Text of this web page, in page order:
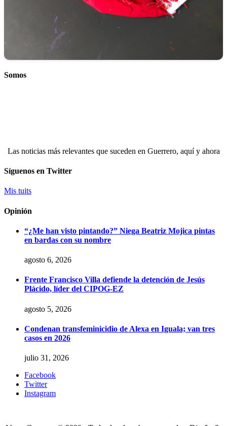
Somos
Las noticias más relevantes que suceden en Guerrero, aquí y ahora
Síguenos en Twitter
Mis tuits
Opinión
“¿Me han visto pintando?” Niega Beatriz Mojica pintas
en bardas con su nombre
agosto 6, 2026
Frente Francisco Villa defiende la detención de Jesús
Plácido, líder del CIPOG-EZ
agosto 5, 2026
Condenan transfeminicidio de Alexa en Iguala; van tres
casos en 2026
julio 31, 2026
Facebook
Twitter
Instagram